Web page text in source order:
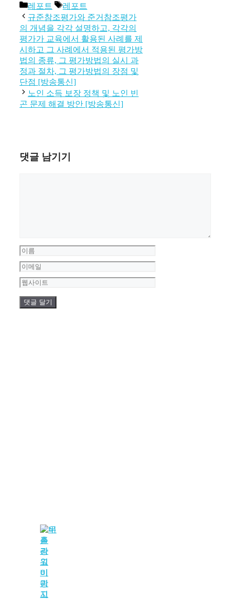
카
테
고
리
레포트
태
그
레포트
규준참조평가와 준거참조평가
의 개념을 각각 설명하고, 각각의
평가가 교육에서 활용된 사례를 제
시하고 그 사례에서 적용된 평가방
법의 종류, 그 평가방법의 실시 과
정과 절차, 그 평가방법의 장점 및
단점 [방송통신]
노인 소득 보장 정책 및 노인 빈
곤 문제 해결 방안 [방송통신]
댓글 남기기
이
름
이
메
일
웹
이